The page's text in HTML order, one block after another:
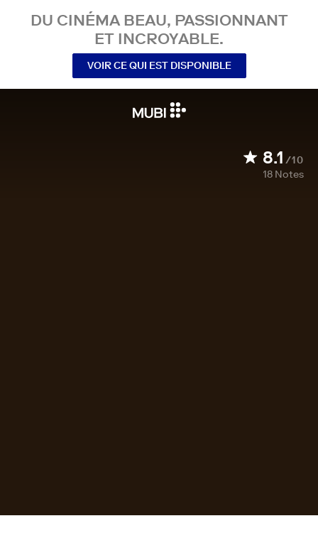
DU CINÉMA BEAU, PASSIONNANT
ET INCROYABLE.
VOIR CE QUI EST DISPONIBLE
8.1 /10
18 Notes